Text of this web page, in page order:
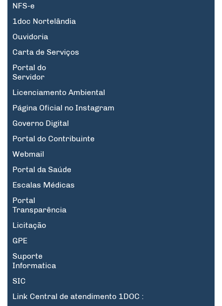
NFS-e
1doc Nortelândia
Ouvidoria
Carta de Serviços
Portal do
Servidor
Licenciamento Ambiental
Página Oficial no Instagram
Governo Digital
Portal do Contribuinte
Webmail
Portal da Saúde
Escalas Médicas
Portal
Transparência
Licitação
GPE
Suporte
Informatica
SIC
Link Central de atendimento 1DOC :